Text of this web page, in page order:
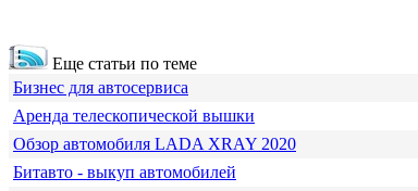
Еще статьи по теме
Бизнес для автосервиса
Аренда телескопической вышки
Обзор автомобиля LADA XRAY 2020
Битавто - выкуп автомобилей